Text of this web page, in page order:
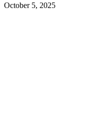
October 5, 2025